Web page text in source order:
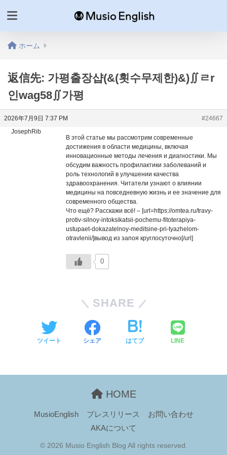
ホーム
返信先: 가평출장샵(&(횟수무제한)&)∬ㄹr
인wag58∬가평
2026年7月9日 7:37 PM
#24667
JosephRib
В этой статье мы рассмотрим современные
достижения в области медицины, включая
инновационные методы лечения и диагностики. Мы
обсудим важность профилактики заболеваний и
роль технологий в улучшении качества
здравоохранения. Читатели узнают о влиянии
медицины на повседневную жизнь и ее значение для
современного общества.
Что ещё? Расскажи всё! – [url=https://omtea.ru/travy-
protiv-silnoy-intoksikatsii-pochemu-fitoterapiya-
ustupaet-dokazatelnoy-meditsine-pri-tyazhelom-
otravlenii/]вывод из запоя круглосуточно[/url]
0
SHARE
ツイート シェア はてブ LINE
HOME
MusioEnglish プレスリリース
お問い合わせ
AKAについて
© 2026 Musio English Blog All rights reserved.